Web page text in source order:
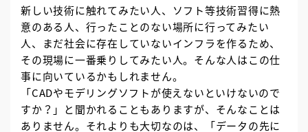
新しい技術に触れてみたい人、ソフト等技術習得に熱
意のある人、行ったことのない場所に行ってみたい
人、まだ社会に存在していないインフラを作るため、
その現場に一番乗りしてみたい人。そんな人はこの仕
事に向いているかもしれません。
「CADやモデリングソフトが使えないといけないので
すか？」と聞かれることもありますが、そんなことは
ありません。それよりも大切なのは、「データの先に